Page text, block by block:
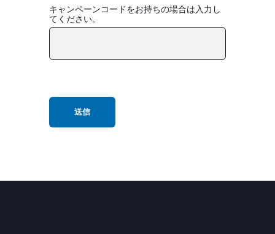
キャンペーンコードをお持ちの場合は入力し
てください。